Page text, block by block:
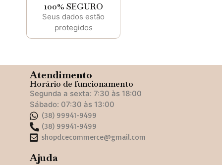
100% SEGURO
Seus dados estão
protegidos
Atendimento
Horário de funcionamento
Segunda a sexta: 7:30 às 18:00
Sábado: 07:30 às 13:00
(38) 99941-9499
(38) 99941-9499
shopdcecommerce@gmail.com
Ajuda